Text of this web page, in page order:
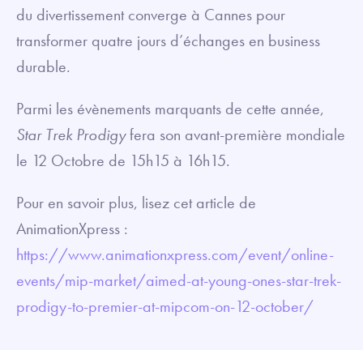
du divertissement converge à Cannes pour
transformer quatre jours d’échanges en business
durable.
Parmi les évènements marquants de cette année,
Star Trek Prodigyfera son avant-première mondiale
le 12 Octobre de 15h15 à 16h15.
Pour en savoir plus, lisez cet article de
AnimationXpress :
https://www.animationxpress.com/event/online-
events/mip-market/aimed-at-young-ones-star-trek-
prodigy-to-premier-at-mipcom-on-12-october/